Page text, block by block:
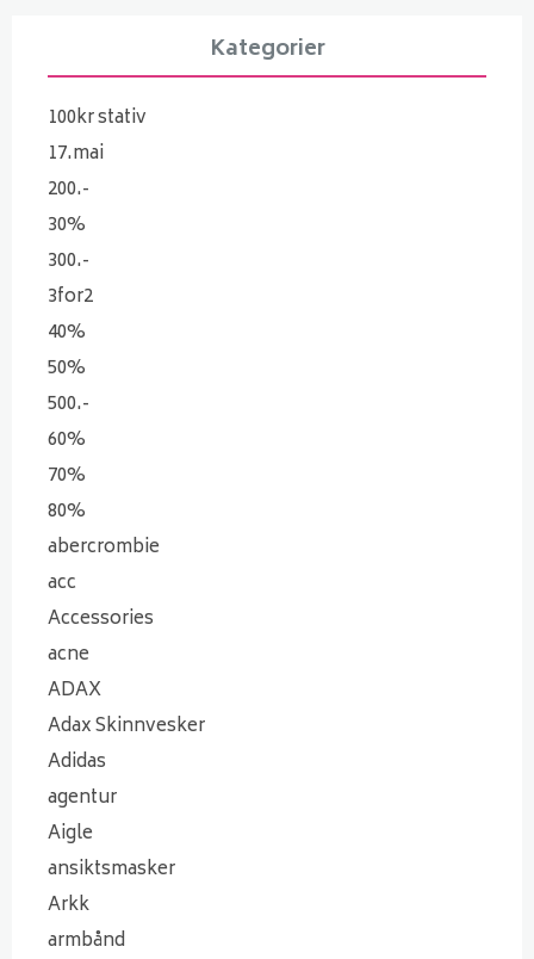
Kategorier
100kr stativ
17.mai
200.-
30%
300.-
3for2
40%
50%
500.-
60%
70%
80%
abercrombie
acc
Accessories
acne
ADAX
Adax Skinnvesker
Adidas
agentur
Aigle
ansiktsmasker
Arkk
armbånd